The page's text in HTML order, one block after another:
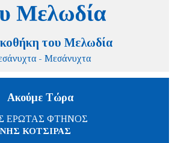
του Μελωδία
- Μεσάνυχτα
Ακούμε Τώρα
ΕΡΩΤΑΣ ΦΤΗΝΟΣ
ΚΟΤΣΙΡΑΣ